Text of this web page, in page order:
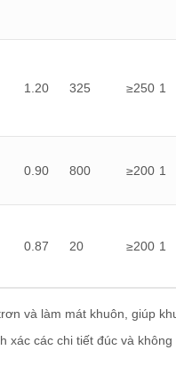
1.20 325 ≥250 1
0.90 800 ≥200 1
0.87 20 ≥200 1
và làm mát khuôn, giúp
xác các chi tiết đúc và không